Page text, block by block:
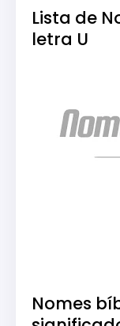
Lista de
letra U
Nomes